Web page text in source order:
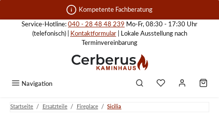
Zum Hauptinhalt springen Kompetente Fachberatung
Service-Hotline: 040 - 28 48 48 239 Mo-Fr, 08:30 - 17:30 Uhr
(telefonisch) |
Kontaktformular| Lokale Ausstellung nach
Terminvereinbarung
Navigation
Startseite / Ersatzteile / Fireplace / Sicilia